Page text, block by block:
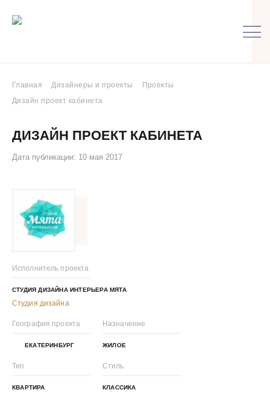
Главная Дизайнеры и проекты
Проекты
Дизайн проект кабинета
ДИЗАЙН ПРОЕКТ КАБИНЕТА
Дата публикации: 10 мая 2017
Исполнитель проекта
СТУДИЯ ДИЗАЙНА ИНТЕРЬЕРА МЯТА
Студия дизайна
География проекта
ЕКАТЕРИНБУРГ
Назначение
ЖИЛОЕ
Тип
КВАРТИРА
Стиль
КЛАССИКА